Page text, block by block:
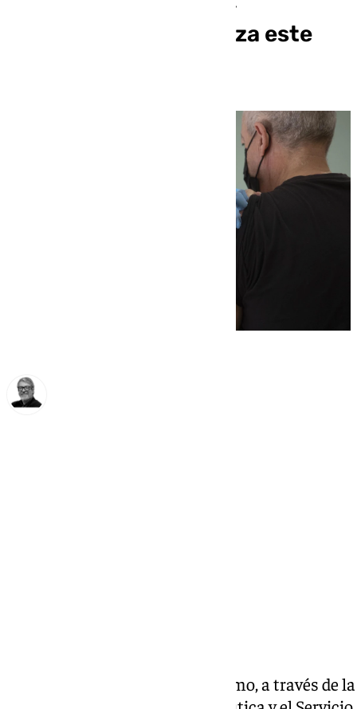
embarazadas comienza este
La Consejería de Salud y Consumo, a través de